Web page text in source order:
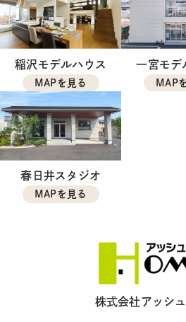
稲沢モデルハウス
MAPを見る
一宮モデ
MAP
春日井スタジオ
MAPを見る
株式会社アッシ